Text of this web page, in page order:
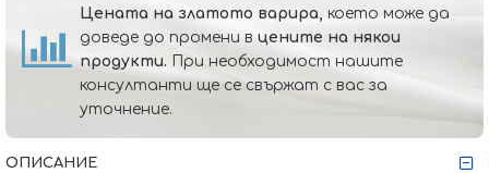
Цената на златото варира, което може да
доведе до промени в цените на някои
продукти. При необходимост нашите
консултанти ще се свържат с вас за
уточнение.
ОПИСАНИЕ